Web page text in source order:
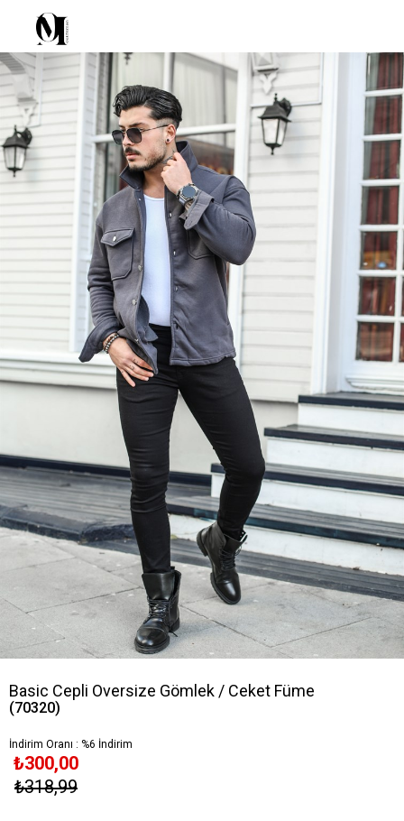
Basic Cepli Oversize Gömlek / Ceket Füme
(70320)
İndirim Oranı : %6 İndirim
₺318,99
₺300,00